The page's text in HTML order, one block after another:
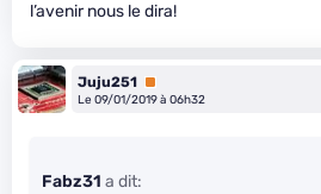
l’avenir nous le dira!
Juju251 Premium
Le 09/01/2019 à 06h32
Fabz31 a dit: